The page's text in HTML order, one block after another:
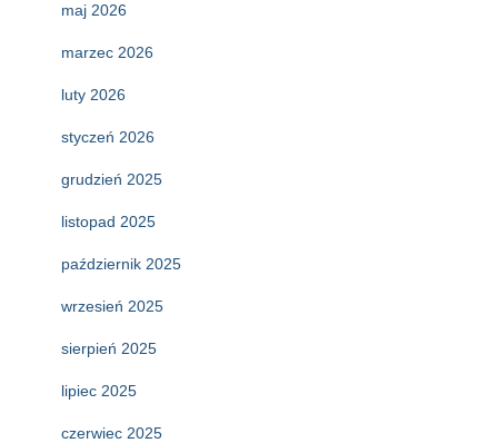
maj 2026
marzec 2026
luty 2026
styczeń 2026
grudzień 2025
listopad 2025
październik 2025
wrzesień 2025
sierpień 2025
lipiec 2025
czerwiec 2025